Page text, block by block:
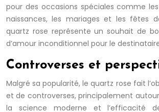
pour des occasions spéciales comme
naissances, les mariages et les fêtes
quartz rose représente un souhait de
d’amour inconditionnel pour le
Controverses et
Malgré sa popularité, le quartz rose fait
et de controverses, principalement
la science moderne et l’efficacité